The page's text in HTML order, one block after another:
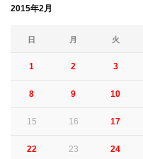
2015年2月
日 月 火
1 2 3
8 9 10
15 16 17
22 23 24